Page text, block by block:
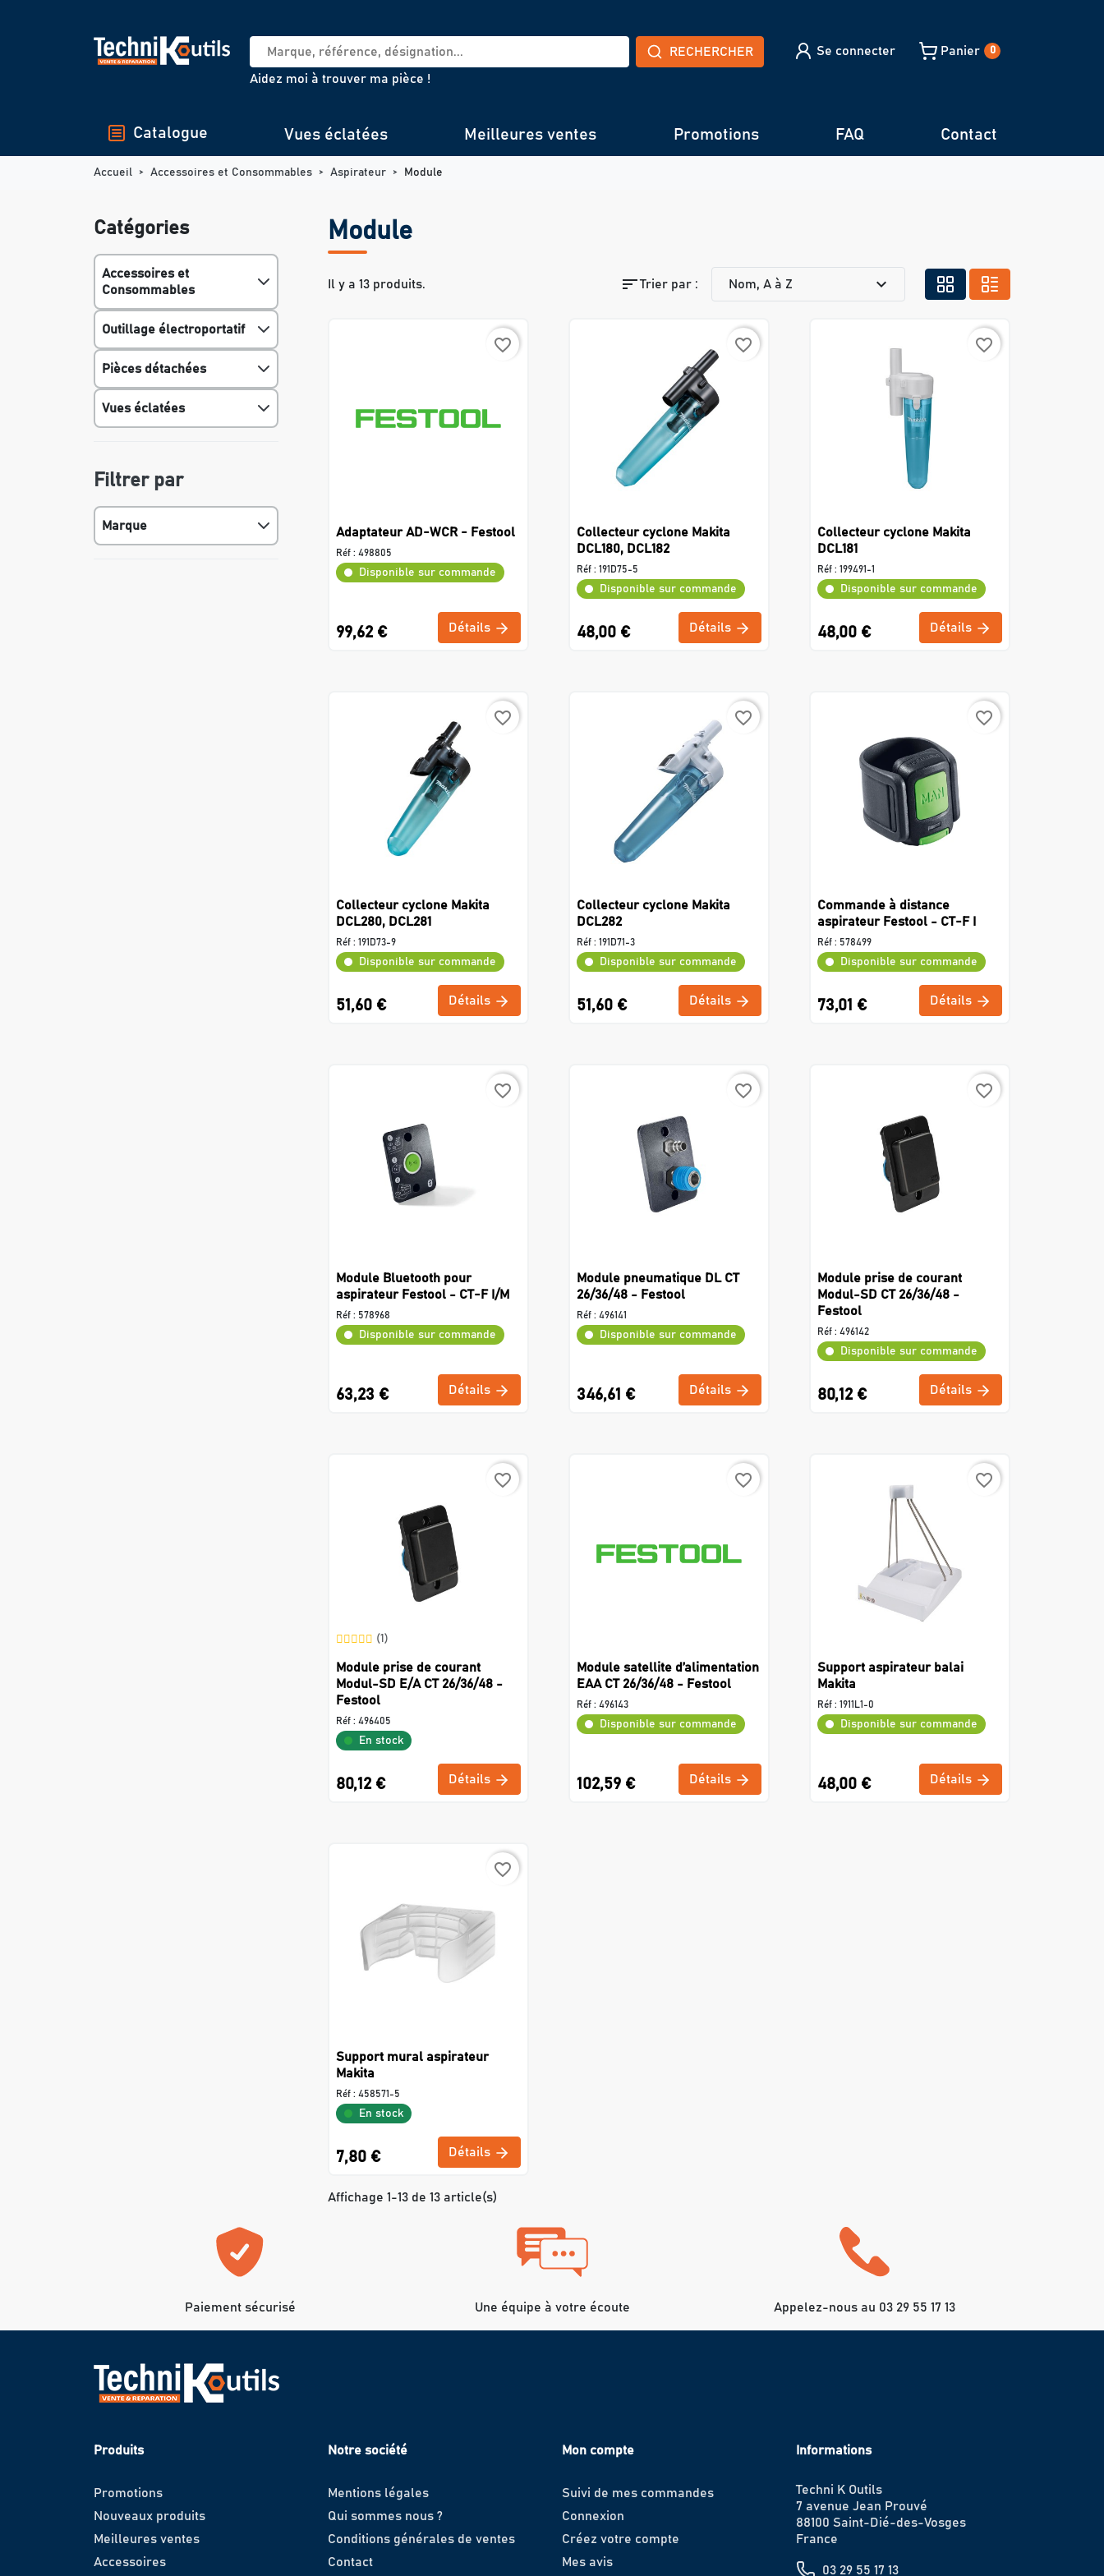
RECHERCHER
Aidez moi à trouver ma pièce !
Se connecter Panier 0
Catalogue Vues éclatées Meilleures ventes Promotions FAQ Contact
Accueil Accessoires et Consommables Aspirateur Module
Catégories
Accessoires et
Consommables
Outillage électroportatif
Pièces détachées
Vues éclatées
Filtrer par
Marque
Module
Il y a 13 produits. sortTrier par : Nom, A à Z expand_more
favorite_border
Adaptateur AD-WCR - Festool
Réf : 498805
Disponible sur commande
99,62 € Détails
favorite_border
Collecteur cyclone Makita
DCL180, DCL182
Réf : 191D75-5
Disponible sur commande
48,00 € Détails
favorite_border
Collecteur cyclone Makita
DCL181
Réf : 199491-1
Disponible sur commande
48,00 € Détails
favorite_border
Collecteur cyclone Makita
DCL280, DCL281
Réf : 191D73-9
Disponible sur commande
51,60 € Détails
favorite_border
Collecteur cyclone Makita
DCL282
Réf : 191D71-3
Disponible sur commande
51,60 € Détails
favorite_border
Commande à distance
aspirateur Festool - CT-F I
Réf : 578499
Disponible sur commande
73,01 € Détails
favorite_border
Module Bluetooth pour
aspirateur Festool - CT-F I/M
Réf : 578968
Disponible sur commande
63,23 € Détails
favorite_border
Module pneumatique DL CT
26/36/48 - Festool
Réf : 496141
Disponible sur commande
346,61 € Détails
favorite_border
Module prise de courant
Modul-SD CT 26/36/48 -
Festool
Réf : 496142
Disponible sur commande
80,12 € Détails
favorite_border
(1)
Module prise de courant
Modul-SD E/A CT 26/36/48 -
Festool
Réf : 496405
En stock
80,12 € Détails
favorite_border
Module satellite d’alimentation
EAA CT 26/36/48 - Festool
Réf : 496143
Disponible sur commande
102,59 € Détails
favorite_border
Support aspirateur balai
Makita
Réf : 1911L1-0
Disponible sur commande
48,00 € Détails
favorite_border
Support mural aspirateur
Makita
Réf : 458571-5
En stock
7,80 € Détails
Affichage 1-13 de 13 article(s)
Paiement sécurisé Une équipe à votre écoute Appelez-nous au 03 29 55 17 13
Produits
Promotions
Nouveaux produits
Meilleures ventes
Accessoires
Notre société
Mentions légales
Qui sommes nous ?
Conditions générales de ventes
Contact
Mon compte
Suivi de mes commandes
Connexion
Créez votre compte
Mes avis
Informations
Techni K Outils
7 avenue Jean Prouvé
88100 Saint-Dié-des-Vosges
France
03 29 55 17 13